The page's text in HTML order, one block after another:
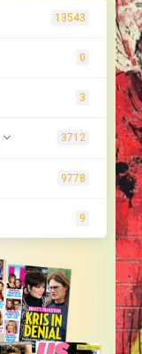
13543
0
3
3712
9778
9